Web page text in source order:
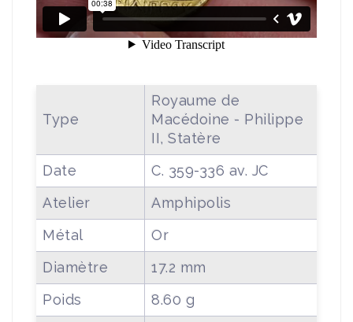
Type
Royaume de
Macédoine - Philippe
II, Statère
Date
C. 359-336 av. JC
Atelier
Amphipolis
Métal
Or
Diamètre
17.2 mm
Poids
8.60 g